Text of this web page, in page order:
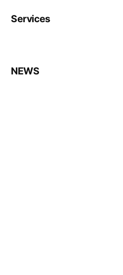
Services
NEWS